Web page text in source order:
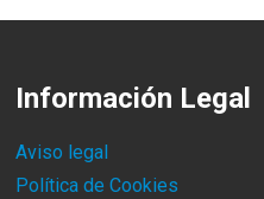
Información Legal
Aviso legal
Política de Cookies